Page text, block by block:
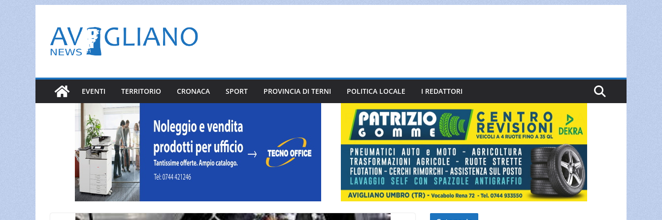
contenuto
EVENTI TERRITORIO CRONACA SPORT PROVINCIA DI TERNI POLITICA LOCALE I REDATTORI